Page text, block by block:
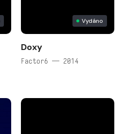
Vydáno
Doxy
Factor6 — 2014